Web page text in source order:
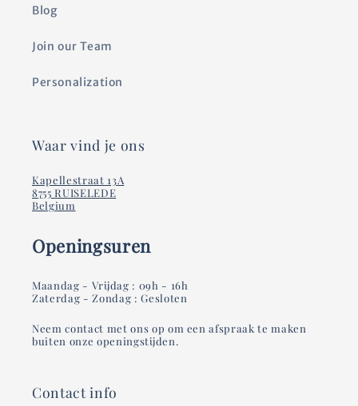
Blog
Join our Team
Personalization
Waar vind je ons
Kapellestraat 13A
8755 RUISELEDE
Belgium
Openingsuren
Maandag - Vrijdag : 09h - 16h
Zaterdag - Zondag : Gesloten
Neem contact met ons op om een afspraak te maken
buiten onze openingstijden.
Contact info